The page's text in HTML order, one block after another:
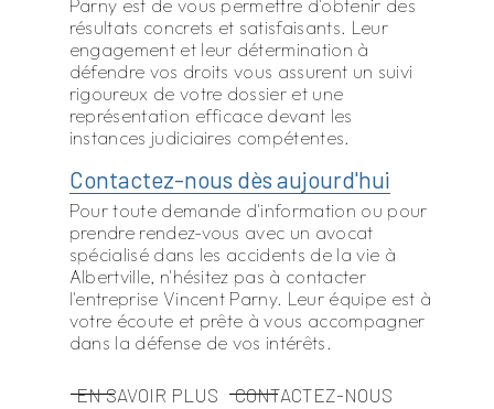
Parny est de vous permettre d'obtenir des
résultats concrets et satisfaisants. Leur
engagement et leur détermination à
défendre vos droits vous assurent un suivi
rigoureux de votre dossier et une
représentation efficace devant les
instances judiciaires compétentes.
Contactez-nous dès aujourd'hui
Pour toute demande d'information ou pour
prendre rendez-vous avec un avocat
spécialisé dans les accidents de la vie à
Albertville, n'hésitez pas à contacter
l'entreprise Vincent Parny. Leur équipe est à
votre écoute et prête à vous accompagner
dans la défense de vos intérêts.
EN SAVOIR PLUS CONTACTEZ-NOUS